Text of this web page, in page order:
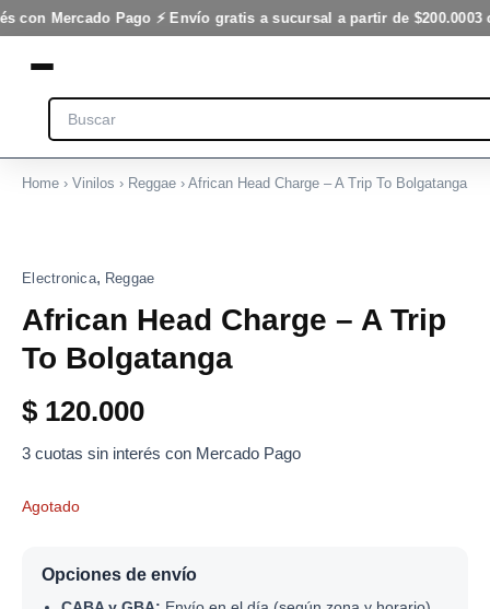
con Mercado Pago ⚡ Envío gratis a sucursal a partir de $200.0003
Ir
al
contenido
Search
Home › Vinilos › Reggae › African Head Charge – A Trip To Bolgatanga
Electronica, Reggae
African Head Charge – A Trip
To Bolgatanga
$ 120.000
3 cuotas sin interés con Mercado Pago
Agotado
Opciones de envío